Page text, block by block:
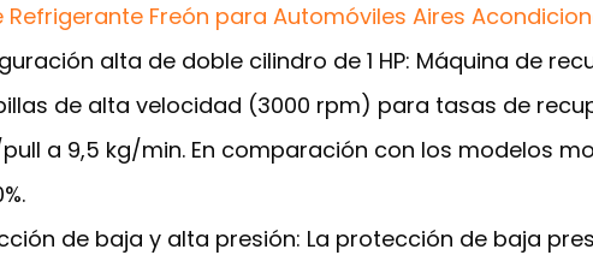
Refrigerante Freón para Automóviles Aires
alta de doble cilindro de 1 HP: Máquina de
de alta velocidad (3000 rpm) para tasas de
a 9,5 kg/min. En comparación con los modelos
de baja y alta presión: La protección de baja